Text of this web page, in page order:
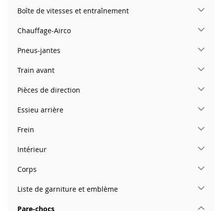
Boîte de vitesses et entraînement
Chauffage-Airco
Pneus-jantes
Train avant
Pièces de direction
Essieu arrière
Frein
Intérieur
Corps
Liste de garniture et emblème
Pare-chocs